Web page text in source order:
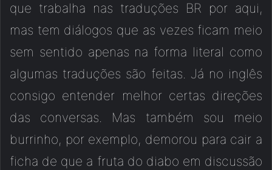
que trabalha nas traduções BR por aqui,
mas tem diálogos que as vezes ficam meio
sem sentido apenas na forma literal como
algumas traduções são feitas. Já no inglês
consigo entender melhor certas direções
das conversas. Mas também sou meio
burrinho, por exemplo, demorou para cair a
ficha de que a fruta do diabo em discussão